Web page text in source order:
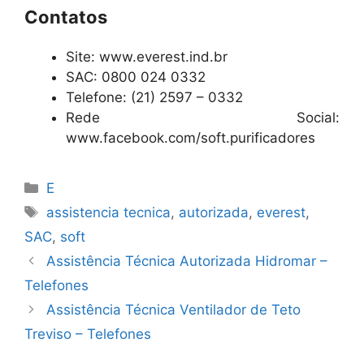
Contatos
Site: www.everest.ind.br
SAC: 0800 024 0332
Telefone: (21) 2597 – 0332
Rede Social:
www.facebook.com/soft.purificadores
Categorias
E
Tags
assistencia tecnica, autorizada, everest,
SAC, soft
Assistência Técnica Autorizada Hidromar –
Telefones
Assistência Técnica Ventilador de Teto
Treviso – Telefones